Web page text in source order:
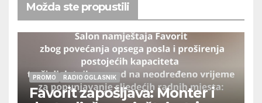
Možda ste propustili
PROMO RADIO OGLASNIK
Favorit zapošljava: Monter i